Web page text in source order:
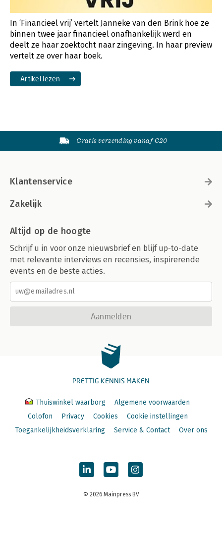
In ‘Financieel vrij’ vertelt Janneke van den Brink hoe ze
binnen twee jaar financieel onafhankelijk werd en
deelt ze haar zoektocht naar zingeving. In haar preview
vertelt ze over haar boek.
Artikel lezen
Gratis verzending vanaf €20
Klantenservice
Zakelijk
Altijd op de hoogte
Schrijf u in voor onze nieuwsbrief en blijf up-to-date
met relevante interviews en recensies, inspirerende
events en de beste acties.
Aanmelden
PRETTIG KENNIS MAKEN
Thuiswinkel waarborg
Algemene voorwaarden
Colofon
Privacy Cookies
Cookie instellingen
Toegankelijkheidsverklaring
Service & Contact Over ons
© 2026 Mainpress BV